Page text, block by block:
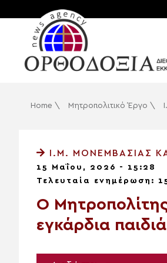
Home \ Μητροπολιτικό Έργο \
Ι.Μ. ΜΟΝΕΜΒΑΣΊΑΣ
15 Μαΐου, 2026 - 15:28
Τελευταία ενημέρωση:
Ο
εγκάρδια